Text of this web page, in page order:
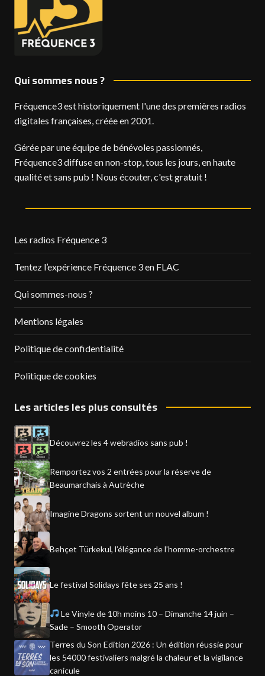
Qui sommes nous ?
Fréquence3 est historiquement l'une des premières radios
digitales françaises, créée en 2001.
Gérée par une équipe de bénévoles passionnés,
Fréquence3 diffuse en non-stop, tous les jours, en haute
qualité et sans pub ! Nous écouter, c'est gratuit !
Les radios Fréquence 3
Tentez l’expérience Fréquence 3 en FLAC
Qui sommes-nous ?
Mentions légales
Politique de confidentialité
Politique de cookies
Les articles les plus consultés
Découvrez les 4 webradios sans pub !
Remportez vos 2 entrées pour la réserve de
Beaumarchais à Autrèche
Imagine Dragons sortent un nouvel album !
Behçet Türkekul, l’élégance de l’homme-orchestre
Le festival Solidays fête ses 25 ans !
Le Vinyle de 10h moins 10 – Dimanche 14 juin –
Sade – Smooth Operator
Terres du Son Edition 2026 : Un édition réussie pour
les 54000 festivaliers malgré la chaleur et la vigilance
canicule